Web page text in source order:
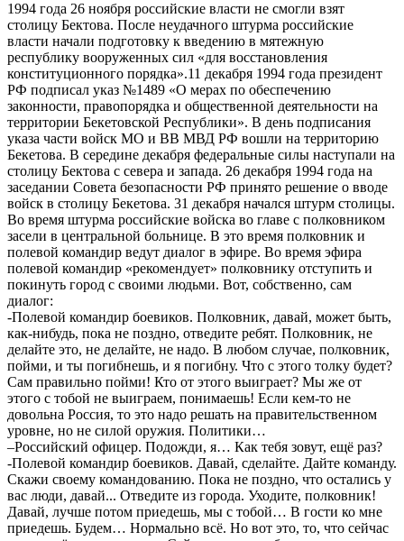
1994 года 26 ноября российские власти не смогли взят
столицу Бектова. После неудачного штурма российские
власти начали подготовку к введению в мятежную
республику вооруженных сил «для восстановления
конституционного порядка».11 декабря 1994 года президент
РФ подписал указ №1489 «О мерах по обеспечению
законности, правопорядка и общественной деятельности на
территории Бекетовской Республики». В день подписания
указа части войск МО и ВВ МВД РФ вошли на территорию
Бекетова. В середине декабря федеральные силы наступали на
столицу Бектова с севера и запада. 26 декабря 1994 года на
заседании Совета безопасности РФ принято решение о вводе
войск в столицу Бекетова. 31 декабря начался штурм столицы.
Во время штурма российские войска во главе с полковником
засели в центральной больнице. В это время полковник и
полевой командир ведут диалог в эфире. Во время эфира
полевой командир «рекомендует» полковнику отступить и
покинуть город с своими людьми. Вот, собственно, сам
диалог:
-Полевой командир боевиков. Полковник, давай, может быть,
как-нибудь, пока не поздно, отведите ребят. Полковник, не
делайте это, не делайте, не надо. В любом случае, полковник,
пойми, и ты погибнешь, и я погибну. Что с этого толку будет?
Сам правильно пойми! Кто от этого выиграет? Мы же от
этого с тобой не выиграем, понимаешь! Если кем-то не
довольна Россия, то это надо решать на правительственном
уровне, но не силой оружия. Политики…
–Российский офицер. Подожди, я… Как тебя зовут, ещё раз?
-Полевой командир боевиков. Давай, сделайте. Дайте команду.
Скажи своему командованию. Пока не поздно, что остались у
вас люди, давай... Отведите из города. Уходите, полковник!
Давай, лучше потом приедешь, мы с тобой… В гости ко мне
приедешь. Будем… Нормально всё. Но вот это, то, что сейчас